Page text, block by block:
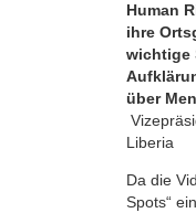
Human
ihre
wichtige
über
Liberia
Da die
Spots“